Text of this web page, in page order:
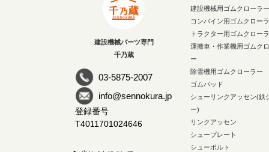
建設機械パーツ専門
千乃蔵
03-5875-2007
info@sennokura.jp
登録番号
T4011701024646
建設機械用ゴムクローラ
コンバイン用ゴムクロー
トラクター用ゴムクロー
運搬車・作業機用ゴムク
ー
除雪機用ゴムクローラー
ゴムパッド
シューリンクアッセン(鉄
ー)
リンクアッセン
シュープレート
シューボルト